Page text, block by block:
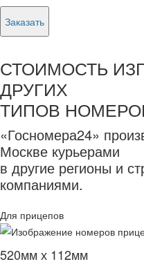
Заказать
СТОИМОСТЬ
ДРУГИХ
ТИПОВ
«Госномера24»
Москве курьерами
в другие регионы и
компаниями.
Для прицепов
520мм х 112мм